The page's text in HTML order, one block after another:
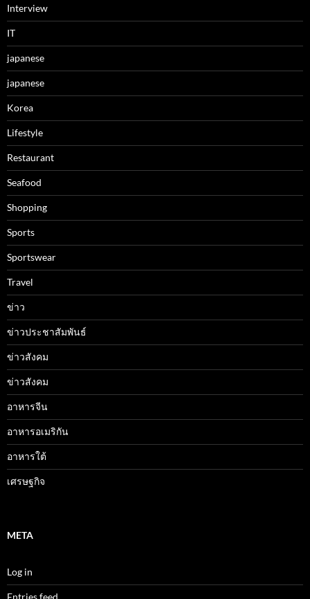
Interview
IT
japanese
japanese
Korea
Lifestyle
Restaurant
Seafood
Shopping
Sports
Sportswear
Travel
ข่าว
ข่าวประชาสัมพันธ์
ข่าวสังคม
ข่าวสังคม
อาหารจีน
อาหารอเมริกัน
อาหารใต้
เศรษฐกิจ
META
Log in
Entries feed